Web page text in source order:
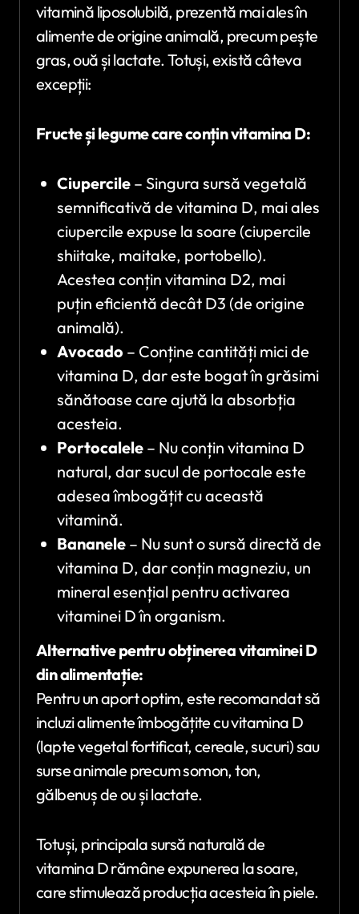
vitamină liposolubilă, prezentă mai ales în
alimente de origine animală, precum pește
gras, ouă și lactate. Totuși, există câteva
excepții:
Fructe și legume care conțin vitamina D:
Ciupercile– Singura sursă vegetală
semnificativă de vitamina D, mai ales
ciupercile expuse la soare (ciupercile
shiitake, maitake, portobello).
Acestea conțin vitamina D2, mai
puțin eficientă decât D3 (de origine
animală).
Avocado – Conține cantități mici de
vitamina D, dar este bogat în grăsimi
sănătoase care ajută la absorbția
acesteia.
Portocalele – Nu conțin vitamina D
natural, dar sucul de portocale este
adesea îmbogățit cu această
vitamină.
Bananele– Nu sunt o sursă directă de
vitamina D, dar conțin magneziu, un
mineral esențial pentru activarea
vitaminei D în organism.
Alternative pentru obținerea vitaminei D
din alimentație:
Pentru un aport optim, este recomandat să
incluzi alimente îmbogățite cu vitamina D
(lapte vegetal fortificat, cereale, sucuri) sau
surse animale precum somon, ton,
gălbenuș de ou și lactate.
Totuși, principala sursă naturală de
vitamina D rămâne expunerea la soare,
care stimulează producția acesteia în piele.